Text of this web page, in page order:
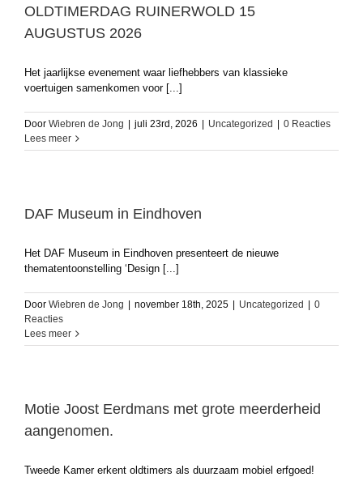
OLDTIMERDAG RUINERWOLD 15
AUGUSTUS 2026
Het jaarlijkse evenement waar liefhebbers van klassieke
voertuigen samenkomen voor [...]
Door Wiebren de Jong | juli 23rd, 2026 | Uncategorized | 0 Reacties
Lees meer
DAF Museum in Eindhoven
Het DAF Museum in Eindhoven presenteert de nieuwe
thematentoonstelling ‘Design [...]
Door Wiebren de Jong | november 18th, 2025 | Uncategorized | 0
Reacties
Lees meer
Motie Joost Eerdmans met grote meerderheid
aangenomen.
Tweede Kamer erkent oldtimers als duurzaam mobiel erfgoed!